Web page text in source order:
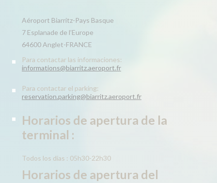
Aéroport Biarritz-Pays Basque
7 Esplanade de l’Europe
64600 Anglet-FRANCE
Para contactar las informaciones:
informations@biarritz.aeroport.fr
Para contactar el parking:
reservation.parking@biarritz.aeroport.fr
Horarios de apertura de la
terminal :
Todos los días : 05h30-22h30
Horarios de apertura del